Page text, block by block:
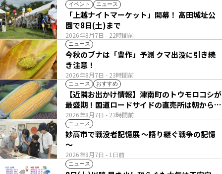
イベント ニュース
2026年8月7日 - 22時間前
「上越ナイトマーケット」開幕！ 高田城址公
園で8日(土)まで
ニュース
2026年8月7日 - 23時間前
今秋のブナは「豊作」予測 クマ出没に引き続
き注意！
ニュース おすすめ
2026年8月7日 - 23時間前
【近隣お出かけ情報】津南町のトウモロコシが
最盛期！国道ロードサイドの直売所は朝から長
い列
ニュース
2026年8月7日 - 1日前
妙高市で戦没者記憶展 ～語り継ぐ戦争の記憶
～
ニュース